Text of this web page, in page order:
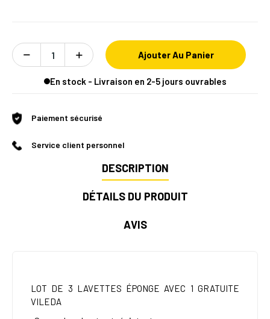
Ajouter Au Panier
En stock - Livraison en 2-5 jours ouvrables
Paiement sécurisé
Service client personnel
DESCRIPTION
DÉTAILS DU PRODUIT
AVIS
LOT DE 3 LAVETTES ÉPONGE AVEC 1 GRATUITE
VILEDA